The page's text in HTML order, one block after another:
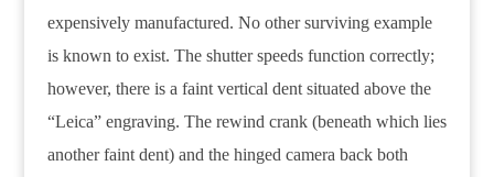
expensively manufactured. No other surviving example
is known to exist. The shutter speeds function correctly;
however, there is a faint vertical dent situated above the
“Leica” engraving. The rewind crank (beneath which lies
another faint dent) and the hinged camera back both